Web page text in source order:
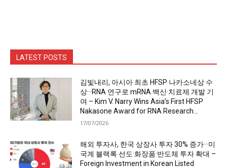
LATEST POSTS
김빛내리, 아시아 최초 HFSP 나카소네상 수
상···RNA 연구로 mRNA 백신·치료제 개발 기
여 – Kim V. Narry Wins Asia’s First HFSP
Nakasone Award for RNA Research...
17/07/2026
해외 투자사, 한국 상장사 투자 30% 증가···미
국계 블랙록 선도·화장품·반도체 투자 확대 –
Foreign Investment in Korean Listed